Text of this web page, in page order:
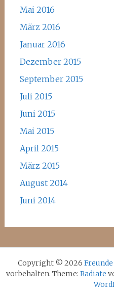
Mai 2016
März 2016
Januar 2016
Dezember 2015
September 2015
Juli 2015
Juni 2015
Mai 2015
April 2015
März 2015
August 2014
Juni 2014
Copyright © 2026
vorbehalten. Theme: Radiate